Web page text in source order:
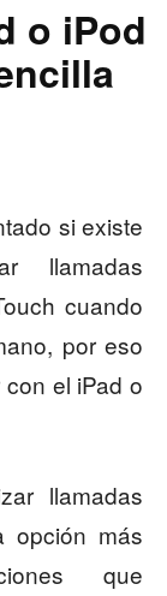
o iPod
si existe
llamadas
cuando
por eso
el iPad o
llamadas
opción más
que